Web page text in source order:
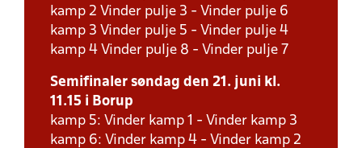
kamp 2 Vinder pulje 3 - Vinder pulje 6
kamp 3 Vinder pulje 5 - Vinder pulje 4
kamp 4 Vinder pulje 8 - Vinder pulje 7
Semifinaler søndag den 21. juni kl.
11.15 i Borup
kamp 5: Vinder kamp 1 - Vinder kamp 3
kamp 6: Vinder kamp 4 - Vinder kamp 2